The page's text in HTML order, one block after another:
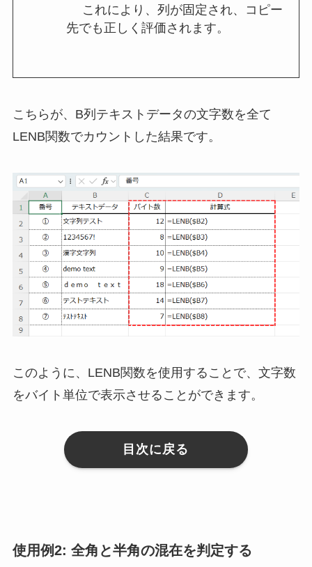
これにより、列が固定され、コピー
先でも正しく評価されます。
こちらが、B列テキストデータの文字数を全て
LENB関数でカウントした結果です。
このように、LENB関数を使用することで、文字数
をバイト単位で表示させることができます。
目次に戻る
使用例2: 全角と半角の混在を判定する